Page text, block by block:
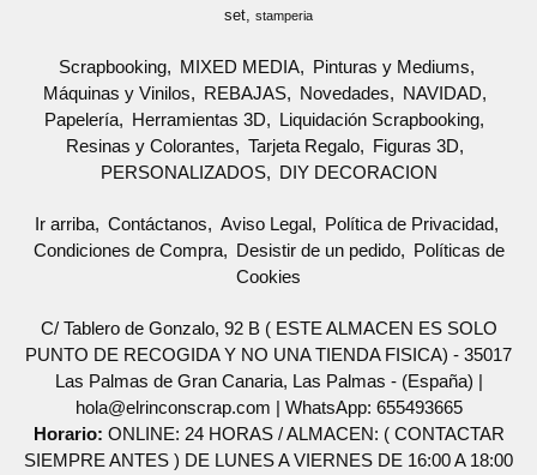
set stamperia
Scrapbooking MIXED MEDIA
Pinturas y Mediums
Máquinas y Vinilos
REBAJAS Novedades
NAVIDAD
Papelería
Herramientas 3D
Liquidación Scrapbooking
Resinas y Colorantes
Tarjeta Regalo
Figuras 3D
PERSONALIZADOS
DIY DECORACION
Ir arriba Contáctanos Aviso Legal
Política de Privacidad
Condiciones de Compra
Desistir de un pedido
Políticas de
Cookies
C/ Tablero de Gonzalo, 92 B ( ESTE ALMACEN ES SOLO
PUNTO DE RECOGIDA Y NO UNA TIENDA FISICA) - 35017
Las Palmas de Gran Canaria, Las Palmas - (España) |
hola@elrinconscrap.com | WhatsApp: 655493665
Horario: ONLINE: 24 HORAS / ALMACEN: ( CONTACTAR
SIEMPRE ANTES ) DE LUNES A VIERNES DE 16:00 A 18:00